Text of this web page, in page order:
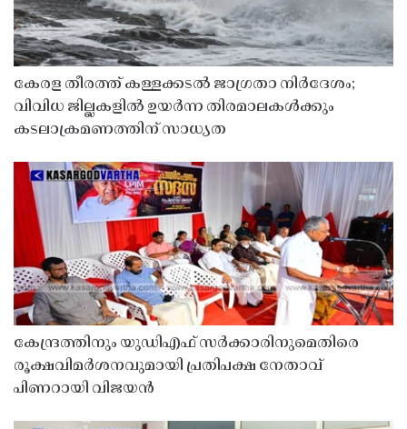
കേരള തീരത്ത് കള്ളക്കടൽ ജാഗ്രതാ നിർദേശം;
വിവിധ ജില്ലകളിൽ ഉയർന്ന തിരമാലകൾക്കും
കടലാക്രമണത്തിന് സാധ്യത
കേന്ദ്രത്തിനും യുഡിഎഫ് സർക്കാരിനുമെതിരെ
രൂക്ഷവിമർശനവുമായി പ്രതിപക്ഷ നേതാവ്
പിണറായി വിജയൻ